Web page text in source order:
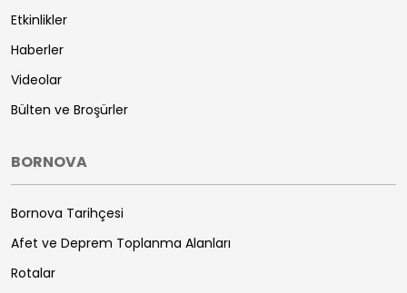
Etkinlikler
Haberler
Videolar
Bülten ve Broşürler
BORNOVA
Bornova Tarihçesi
Afet ve Deprem Toplanma Alanları
Rotalar